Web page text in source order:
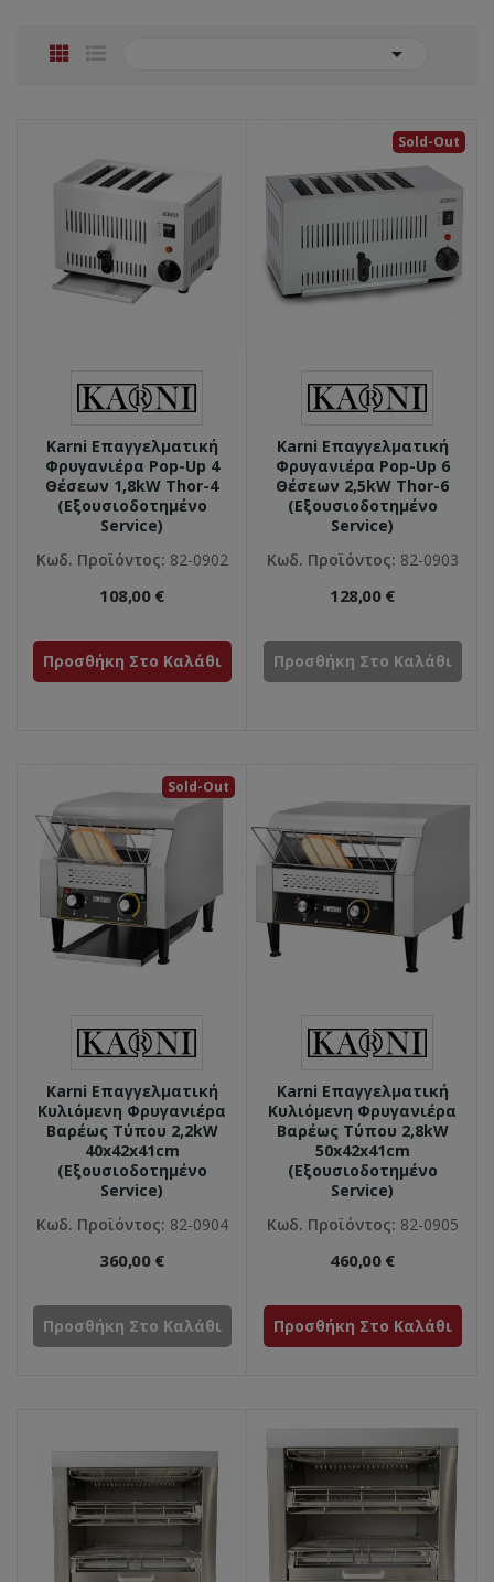

Karni Eπαγγελματική
Φρυγανιέρα Pop-Up 4
Θέσεων 1,8kW Thor-4
(Εξουσιοδοτημένο
Service)
Κωδ. Προϊόντος: 82-0902
108,00 €
Προσθήκη Στο Καλάθι
Sold-Out
Karni Eπαγγελματική
Φρυγανιέρα Pop-Up 6
Θέσεων 2,5kW Thor-6
(Εξουσιοδοτημένο
Service)
Κωδ. Προϊόντος: 82-0903
128,00 €
Προσθήκη Στο Καλάθι
Sold-Out
Karni Επαγγελματική
Κυλιόμενη Φρυγανιέρα
Βαρέως Τύπου 2,2kW
40x42x41cm
(Εξουσιοδοτημένο
Service)
Κωδ. Προϊόντος: 82-0904
360,00 €
Προσθήκη Στο Καλάθι
Karni Επαγγελματική
Κυλιόμενη Φρυγανιέρα
Βαρέως Τύπου 2,8kW
50x42x41cm
(Εξουσιοδοτημένο
Service)
Κωδ. Προϊόντος: 82-0905
460,00 €
Προσθήκη Στο Καλάθι